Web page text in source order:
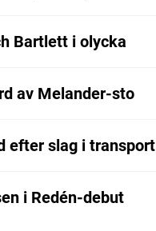
Bartlett i olycka
av Melander-sto
efter slag i transport
i Redén-debut